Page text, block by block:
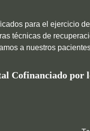
para el ejercicio
técnicas de
a nuestros
Cofinanciado por